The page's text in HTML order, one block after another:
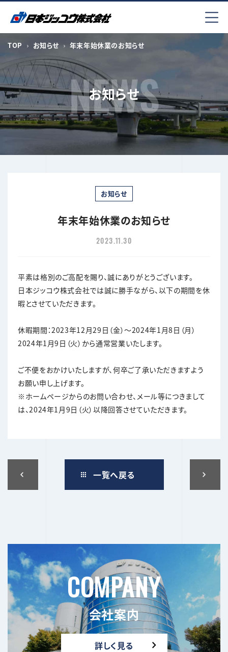
コ
テ
へ
ス
キ
ッ
プ
TOP お知らせ 年末年始休業のお知らせ
お知らせ
お知らせ
年末年始休業のお知らせ
2023.11.30
平素は格別のご⾼配を賜り、誠にありがとうございます。
⽇本ジッコウ株式会社では誠に勝⼿ながら、以下の期間を休
暇とさせていただきます。
休暇期間：2023年12⽉29⽇（金）〜2024年1⽉8⽇（月）
2024年1⽉9⽇（火）から通常営業いたします。
ご不便をおかけいたしますが、何卒ご了承いただきますよう
お願い申し上げます。
※ホームページからのお問い合わせ、メール等につきまして
は、2024年1⽉9⽇（火）以降回答させていただきます。
稿
ゲ
ー
シ
ョ
ン
一覧へ戻る
COMPANY
会社案内
詳しく見る